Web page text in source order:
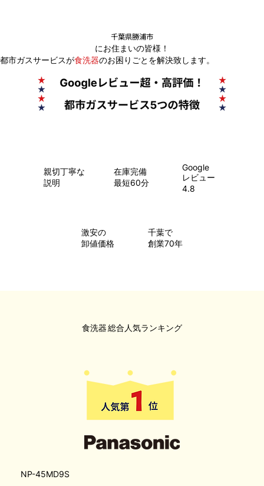
にお住まいの皆様！
千葉県勝浦市
都市ガスサービスが食洗器のお困りごとを解決致します。
親切丁寧な
説明
在庫完備
最短60分
Google
レビュー
4.8
​激安の
卸値価格
千葉で
創業70年
総合人気ランキング
食洗器
NP-45MD9S